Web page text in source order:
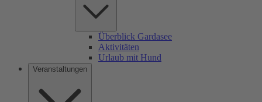
Überblick Gardasee
Aktivitäten
Urlaub mit Hund
Veranstaltungen